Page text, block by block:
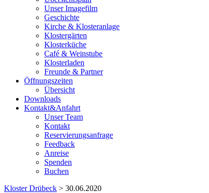
Unser Imagefilm
Geschichte
Kirche & Klosteranlage
Klostergärten
Klosterküche
Café & Weinstube
Klosterladen
Freunde & Partner
Öffnungszeiten
Übersicht
Downloads
Kontakt&Anfahrt
Unser Team
Kontakt
Reservierungsanfrage
Feedback
Anreise
Spenden
Buchen
Kloster Drübeck > 30.06.2020